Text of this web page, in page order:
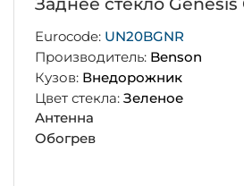
Заднее стекло Genesis
Eurocode: UN20BGNR
Производитель: Benson
Кузов: Внедорожник
Цвет стекла: Зеленое
Антенна
Обогрев